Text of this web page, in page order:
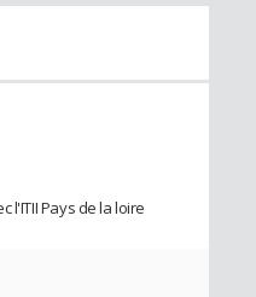
Pays de la loire